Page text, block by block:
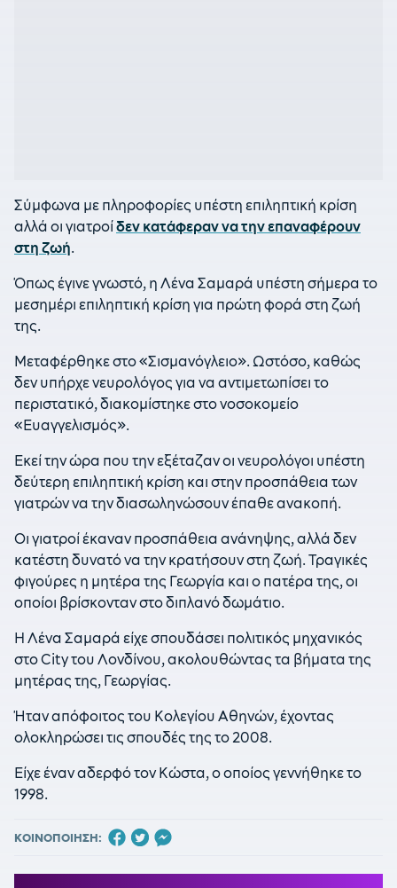
Σύμφωνα με πληροφορίες υπέστη επιληπτική κρίση
αλλά οι γιατροίδεν κατάφεραν να την επαναφέρουν
στη ζωή.
Όπως έγινε γνωστό, η Λένα Σαμαρά υπέστη σήμερα το
μεσημέρι επιληπτική κρίση για πρώτη φορά στη ζωή
της.
Μεταφέρθηκε στο «Σισμανόγλειο». Ωστόσο, καθώς
δεν υπήρχε νευρολόγος για να αντιμετωπίσει το
περιστατικό, διακομίστηκε στο νοσοκομείο
«Ευαγγελισμός».
Εκεί την ώρα που την εξέταζαν οι νευρολόγοι υπέστη
δεύτερη επιληπτική κρίση και στην προσπάθεια των
γιατρών να την διασωληνώσουν έπαθε ανακοπή.
Οι γιατροί έκαναν προσπάθεια ανάνηψης, αλλά δεν
κατέστη δυνατό να την κρατήσουν στη ζωή. Τραγικές
φιγούρες η μητέρα της Γεωργία και ο πατέρα της, οι
οποίοι βρίσκονταν στο διπλανό δωμάτιο.
Η Λένα Σαμαρά είχε σπουδάσει πολιτικός μηχανικός
στο City του Λονδίνου, ακολουθώντας τα βήματα της
μητέρας της, Γεωργίας.
Ήταν απόφοιτος του Κολεγίου Αθηνών, έχοντας
ολοκληρώσει τις σπουδές της το 2008.
Είχε έναν αδερφό τον Κώστα, ο οποίος γεννήθηκε το
1998.
ΚΟΙΝΟΠΟΙΗΣΗ: